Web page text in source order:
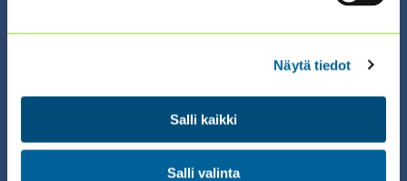
Näytä tiedot
Salli kaikki
Salli valinta
TARKASTUKSEN AMMATTIKURSSI™